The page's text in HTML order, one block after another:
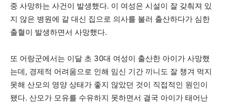
중 사망하는 사건이 발생했다. 이 여성은 시설이 잘 갖춰져 있
지 않은 병원에 갈 대신 집으로 의사를 불러 출산하다가 심한
출혈이 발생하면서 사망했다.
또 어랑군에서는 이달 초 30대 여성이 출산한 아이가 사망했
는데, 경제적 어려움으로 인해 임신 기간 끼니도 잘 챙겨 먹지
못해 산모의 영양 상태가 좋지 않았던 것이 직접적인 원인이
됐다. 산모가 모유를 수유하지 못하면서 결국 아이가 태어난